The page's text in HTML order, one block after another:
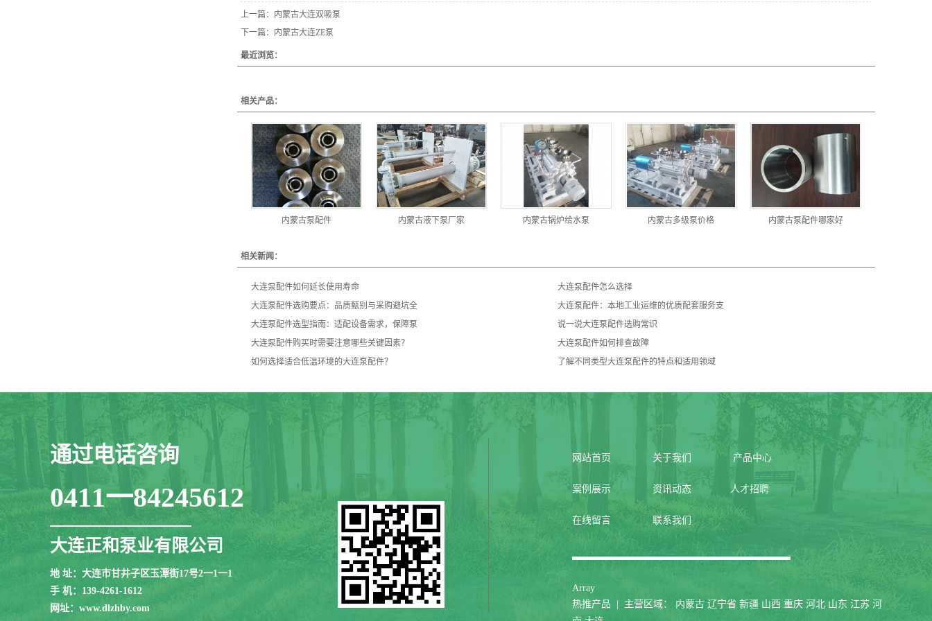
上一篇：
内蒙古大连双吸泵
下一篇：
内蒙古大连ZE泵
最近浏览：
相关产品：
内蒙古泵配件 内蒙古液下泵厂家 内蒙古锅炉给水泵 内蒙古多级泵价格 内蒙古泵配件哪家好
相关新闻：
大连泵配件如何延长使用寿命
大连泵配件怎么选择
大连泵配件选购要点：品质甄别与采购避坑全
大连泵配件：本地工业运维的优质配套服务支
大连泵配件选型指南：适配设备需求，保障泵
说一说大连泵配件选购常识
大连泵配件购买时需要注意哪些关键因素？
大连泵配件如何排查故障
如何选择适合低温环境的大连泵配件？
了解不同类型大连泵配件的特点和适用领域
通过电话咨询
0411一84245612
大连正和泵业有限公司
地 址：大连市甘井子区玉潭街17号2一1一1
手 机：139-4261-1612
网址：www.dlzhby.com
网站首页 关于我们 产品中心
案例展示 资讯动态 人才招聘
在线留言 联系我们
Array
热推产品 | 主营区域： 内蒙古 辽宁省 新疆 山西 重庆 河北 山东 江苏 河